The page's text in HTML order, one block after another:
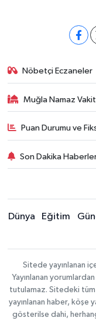
Nöbetçi Eczaneler
Muğla Namaz
Puan Durumu ve
Son Dakika
Dünya Eğitim
Sitede yayınlanan
Yayınlanan
tutulamaz. Sitedeki tüm
yayınlanan haber, köşe
gösterilse dahi,